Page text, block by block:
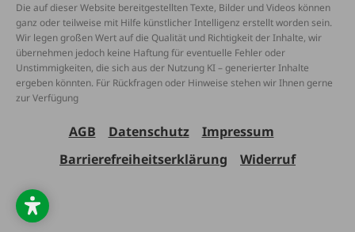
Die auf dieser Website bereitgestellten Texte, Bilder und Videos können
ganz oder teilweise mit Hilfe künstlicher Intelligenz erstellt worden sein.
Wir legen großen Wert auf die Qualität und Richtigkeit der Inhalte, wir
übernehmen jedoch keine Haftung für eventuelle Fehler oder
Unstimmigkeiten, die sich aus der Nutzung KI – generierter Inhalte
ergeben könnten. Für Rückfragen oder Hinweise stehen wir Ihnen gerne
zur Verfügung
AGB Datenschutz
Impressum
Barrierefreiheitserklärung
Widerruf